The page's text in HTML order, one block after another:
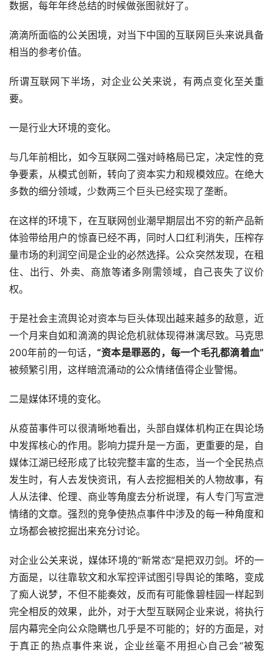
数据，每年年终总结的时候做张图就好了。
滴滴所面临的公关困境，对当下中国的互联网巨头来说具备
相当的参考价值。
所谓互联网下半场，对企业公关来说，有两点变化至关重
要。
一是行业大环境的变化。
与几年前相比，如今互联网二强对峙格局已定，决定性的竞
争要素，从模式创新，转向了资本实力和规模效应。在绝大
多数的细分领域，少数两三个巨头已经实现了垄断。
在这样的环境下，在互联网创业潮早期层出不穷的新产品新
体验带给用户的惊喜已经不再，同时人口红利消失，压榨存
量市场的利润空间是企业的必然选择。公众突然发现，在租
住、出行、外卖、商旅等诸多刚需领域，自己丧失了议价
权。
于是社会主流舆论对资本与巨头体现出越来越多的敌意，近
一个月来自如和滴滴的舆论危机就体现得淋漓尽致。马克思
200年前的一句话， “资本是罪恶的，每一个毛孔都滴着血”
被频繁引用，这样暗流涌动的公众情绪值得企业警惕。
二是媒体环境的变化。
从疫苗事件可以很清晰地看出，头部自媒体机构正在舆论场
中发挥核心的作用。影响力提升是一方面，更重要的是，自
媒体江湖已经形成了比较完整丰富的生态，当一个全民热点
发生时，有人去发快资讯，有人去挖掘相关的人物故事，有
人从法律、伦理、商业等角度去分析说理，有人专门写宣泄
情绪的文章。强烈的竞争使热点事件中涉及的每一种角度和
立场都会被挖掘出来充分讨论。
对企业公关来说，媒体环境的“新常态”是把双刃剑。坏的一
方面是，以往靠软文和水军控评试图引导舆论的策略，变成
了痴人说梦，不但不能奏效，反而有可能像碧桂园一样起到
完全相反的效果，此外，对于大型互联网企业来说，将执行
层内幕完全向公众隐瞒也几乎是不可能的；好的方面是，对
于真正的热点事件来说，企业丝毫不用担心自己会“被冤